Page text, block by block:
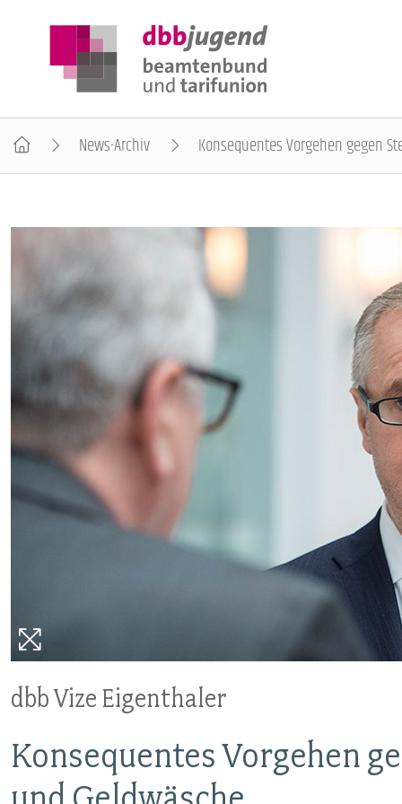
POSITIONEN
AUSBILDUNGSINFORMATIONEN
INTERNATIONALES
VERANSTALTUNGEN UND SEMINARE
MITGLIEDSCHAFT & SERVICE
News-Archiv Konsequentes Vorgehen gegen
dbb Vize Eigenthaler
Konsequentes Vorgehen